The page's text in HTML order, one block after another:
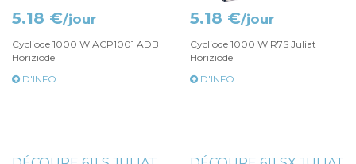
5.18 €/jour
Cycliode 1000 W ACP1001 ADB
Horiziode
D'INFO
5.18 €/jour
Cycliode 1000 W R7S Juliat
Horiziode
D'INFO